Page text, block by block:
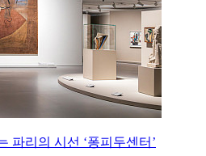
파리의 시선 ‘퐁피두센터’